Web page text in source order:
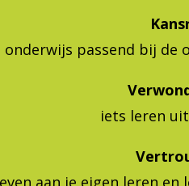
onderwijs passend bij de
iets leren
aan je eigen leren